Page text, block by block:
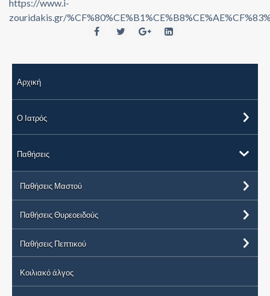
https://www.i-
zouridakis.gr/
Αρχική
Ο Ιατρός
Παθήσεις
Παθήσεις Μαστού
Παθήσεις Θυρεοειδούς
Παθήσεις Πεπτικού
Κοιλιακό άλγος